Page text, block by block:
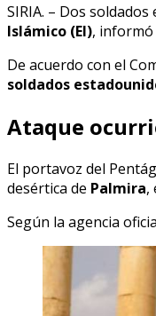
SIRIA. – Dos
Islámico (EI), informó
De acuerdo con el
soldados
Ataque
El portavoz del
desértica de Palmira,
Según la agencia